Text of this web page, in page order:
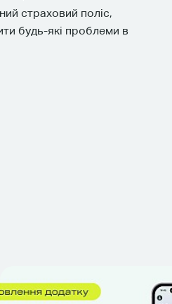
страховий поліс,
будь-які проблеми в